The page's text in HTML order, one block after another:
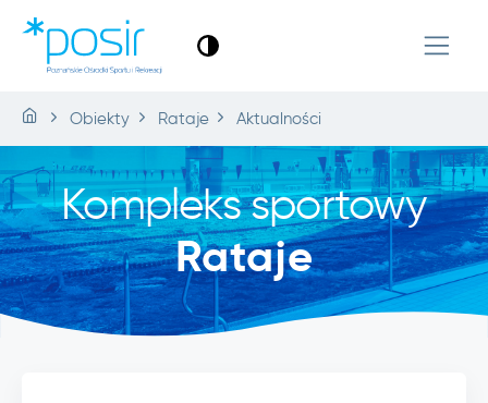
Obiekty Rataje Aktualności
Kompleks sportowy
Rataje